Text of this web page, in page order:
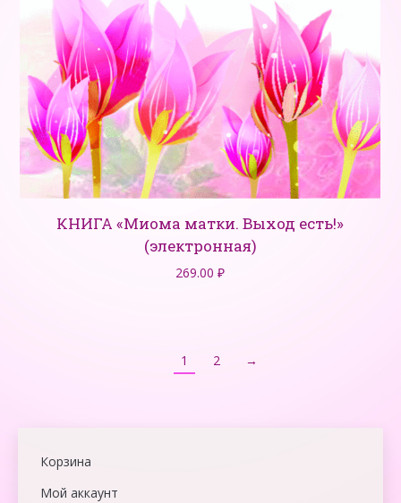
КНИГА «Миома матки. Выход есть!»
(электронная)
269.00 ₽
1 2 →
Корзина
Мой аккаунт